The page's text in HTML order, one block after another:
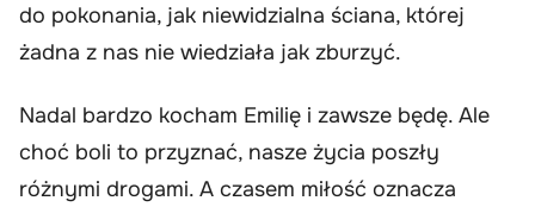
do pokonania, jak niewidzialna ściana, której
żadna z nas nie wiedziała jak zburzyć.
Nadal bardzo kocham Emilię i zawsze będę. Ale
choć boli to przyznać, nasze życia poszły
różnymi drogami. A czasem miłość oznacza